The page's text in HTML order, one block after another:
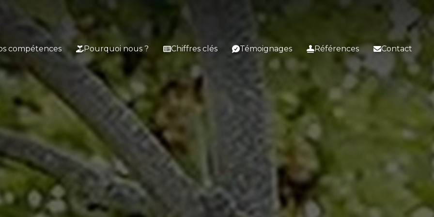
compétences Pourquoi nous ? Chiffres clés Témoignages Références Contact